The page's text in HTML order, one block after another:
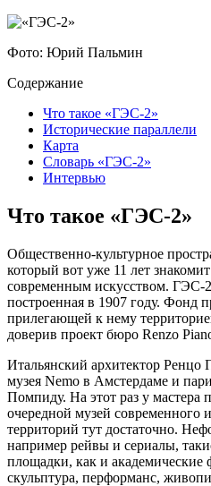
Фото: Юрий Пальмин
Содержание
Что такое «ГЭС-2»
Исторические параллели
Карта
Словарь «ГЭС-2»
Интервью
Что такое «ГЭС-2»
Общественно-культурное
который вот уже 11 лет
современным искусством. ГЭС-
построенная в 1907 году. Фонд
прилегающей к нему
доверив проект бюро Renzo
Итальянский архитектор Ренцо
музея Nemo в Амстердаме и
Помпиду. На этот раз у мастера
очередной музей современного
территорий тут достаточно.
например рейвы и сериалы,
площадки, как и
скульптура, перформанс,